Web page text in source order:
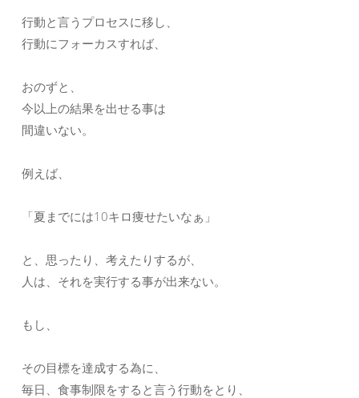
行動と言うプロセスに移し、
行動にフォーカスすれば、
おのずと、
今以上の結果を出せる事は
間違いない。
例えば、
「夏までには10キロ痩せたいなぁ」
と、思ったり、考えたりするが、
人は、それを実行する事が出来ない。
もし、
その目標を達成する為に、
毎日、食事制限をすると言う行動をとり、